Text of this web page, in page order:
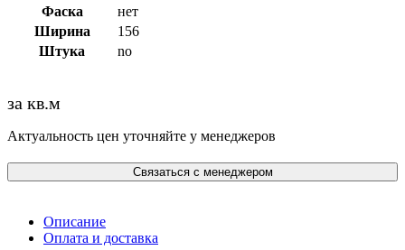
Фаска
нет
Ширина
156
Штука
no
за кв.м
Актуальность цен уточняйте у менеджеров
Связаться с менеджером
Описание
Оплата и доставка